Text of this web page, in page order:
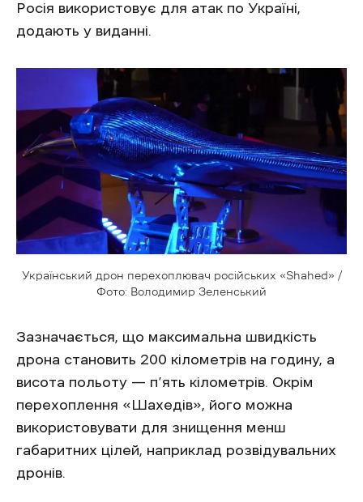
Росія використовує для атак по Україні,
додають у виданні.
Український дрон перехоплювач російських «Shahed» /
Фото: Володимир Зеленський
Зазначається, що максимальна швидкість
дрона становить 200 кілометрів на годину, а
висота польоту — п’ять кілометрів. Окрім
перехоплення «Шахедів», його можна
використовувати для знищення менш
габаритних цілей, наприклад розвідувальних
дронів.